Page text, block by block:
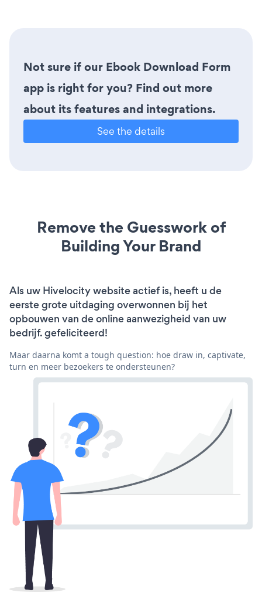
Not sure if our Ebook Download Form
app is right for you? Find out more
about its features and integrations.
See the details
Remove the Guesswork of
Building Your Brand
Als uw Hivelocity website actief is, heeft u de
eerste grote uitdaging overwonnen bij het
opbouwen van de online aanwezigheid van uw
bedrijf. gefeliciteerd!
Maar daarna komt a tough question: hoe draw in, captivate,
turn en meer bezoekers te ondersteunen?